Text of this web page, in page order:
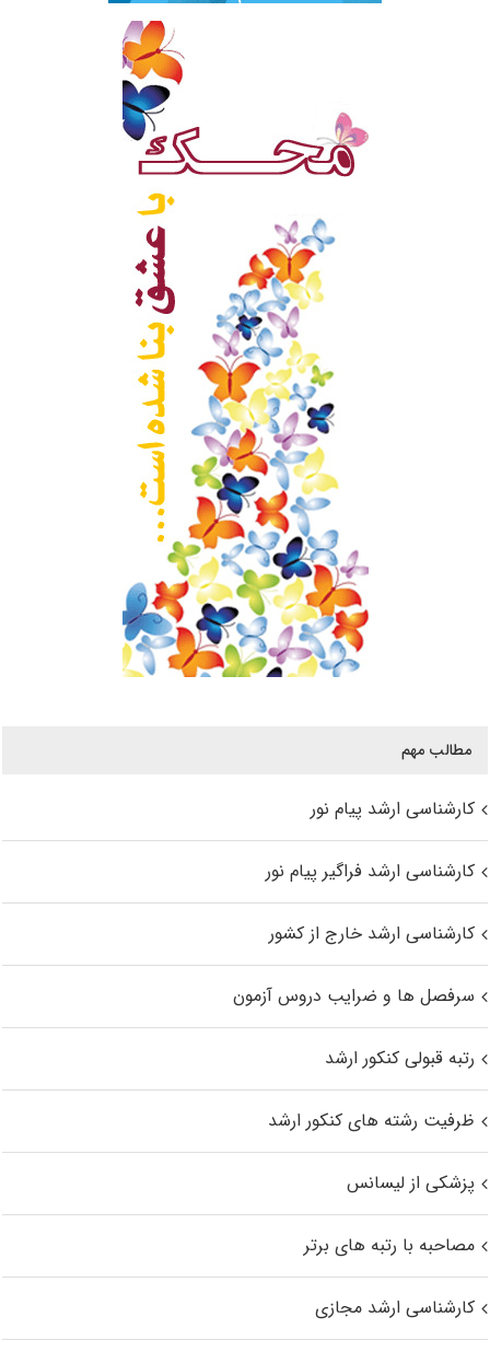
مطالب مهم
کارشناسی ارشد پیام نور
کارشناسی ارشد فراگیر پیام نور
کارشناسی ارشد خارج از کشور
سرفصل ها و ضرایب دروس آزمون
رتبه قبولی کنکور ارشد
ظرفیت رشته های کنکور ارشد
پزشکی از لیسانس
مصاحبه با رتبه های برتر
کارشناسی ارشد مجازی